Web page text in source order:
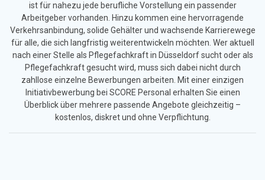
ist für nahezu jede berufliche Vorstellung ein passender
Arbeitgeber vorhanden. Hinzu kommen eine hervorragende
Verkehrsanbindung, solide Gehälter und wachsende Karrierewege
für alle, die sich langfristig weiterentwickeln möchten. Wer aktuell
nach einer Stelle als Pflegefachkraft in Düsseldorf sucht oder als
Pflegefachkraft gesucht wird, muss sich dabei nicht durch
zahllose einzelne Bewerbungen arbeiten. Mit einer einzigen
Initiativbewerbung bei SCORE Personal erhalten Sie einen
Überblick über mehrere passende Angebote gleichzeitig –
kostenlos, diskret und ohne Verpflichtung.